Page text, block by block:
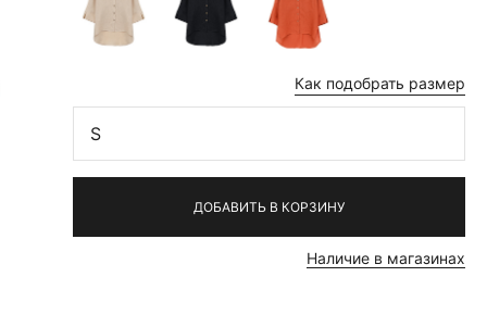
Как подобрать размер
S
ДОБАВИТЬ В КОРЗИНУ
Наличие в магазинах